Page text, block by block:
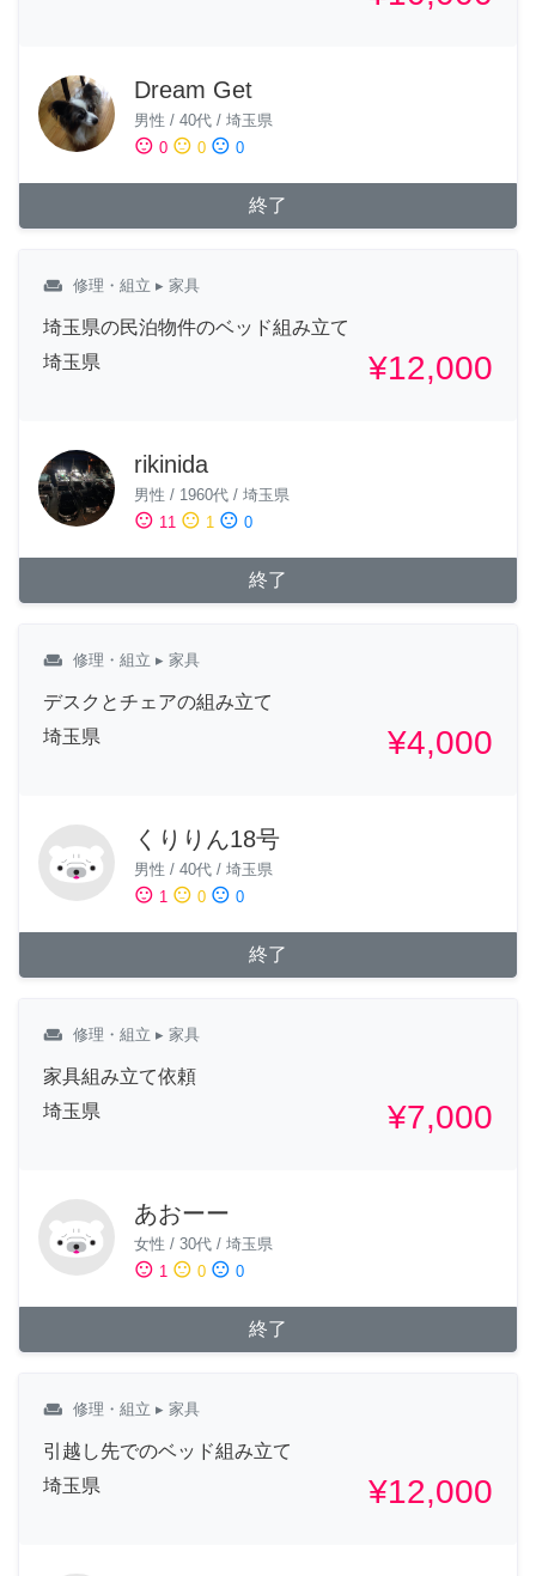
Dream Get
男性 / 40代 / 埼玉県
sentiment_satisfied 0 sentiment_neutral 0 sentiment_dissatisfied 0
終了
weekend 修理・組立 ▸ 家具
埼玉県の民泊物件のベッド組み立て
埼玉県
¥12,000
rikinida
男性 / 1960代 / 埼玉県
sentiment_satisfied 11 sentiment_neutral 1 sentiment_dissatisfied 0
終了
weekend 修理・組立 ▸ 家具
デスクとチェアの組み立て
埼玉県
¥4,000
くりりん18号
男性 / 40代 / 埼玉県
sentiment_satisfied 1 sentiment_neutral 0 sentiment_dissatisfied 0
終了
weekend 修理・組立 ▸ 家具
家具組み立て依頼
埼玉県
¥7,000
あおーー
女性 / 30代 / 埼玉県
sentiment_satisfied 1 sentiment_neutral 0 sentiment_dissatisfied 0
終了
weekend 修理・組立 ▸ 家具
引越し先でのベッド組み立て
埼玉県
¥12,000